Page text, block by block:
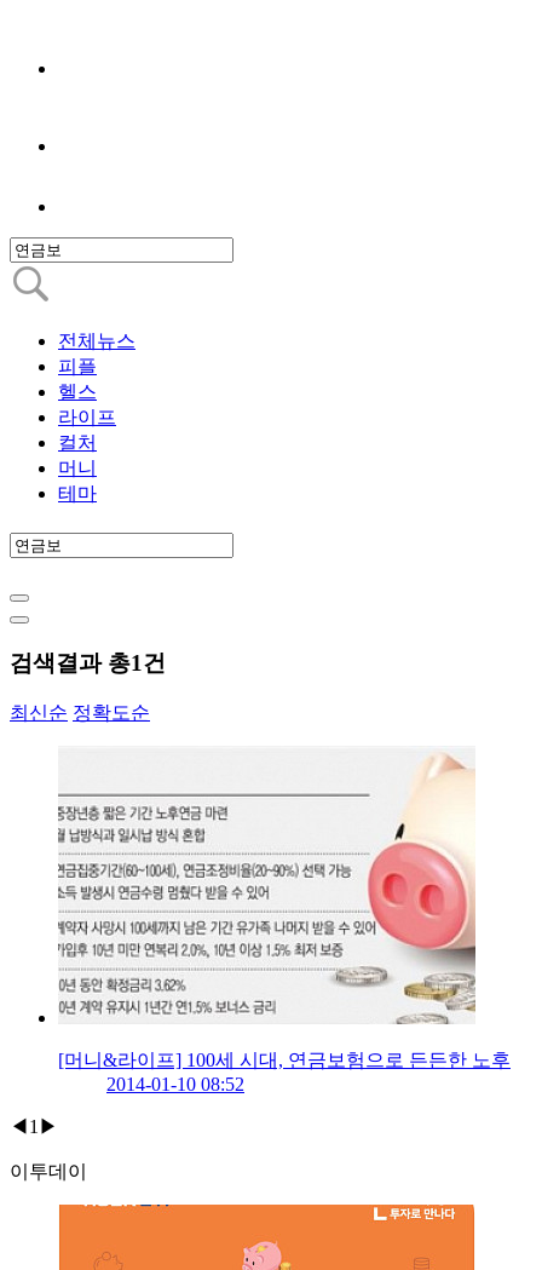
전체뉴스
피플
헬스
라이프
컬처
머니
테마
검색결과 총1건
최신순 정확도순
[머니&라이프] 100세 시대, 연금보험으로 든든한 노후
2014-01-10 08:52
◀ 1 ▶
이투데이